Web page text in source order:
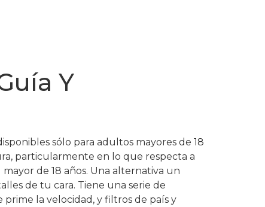
Y
sólo para adultos mayores de 18
particularmente en lo que respecta a
de 18 años. Una alternativa un
de tu cara. Tiene una serie de
la velocidad, y filtros de país y